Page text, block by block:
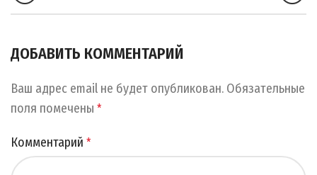
ДОБАВИТЬ КОММЕНТАРИЙ
Ваш адрес email не будет опубликован. Обязательные
поля помечены *
Комментарий *